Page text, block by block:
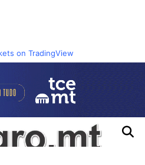
on TradingView